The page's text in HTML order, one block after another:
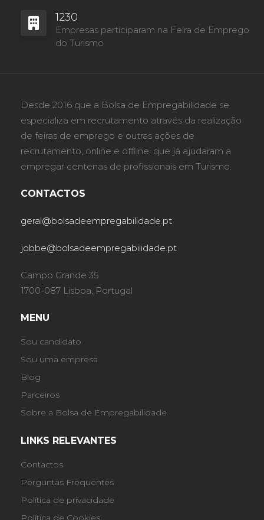
1230
Empresas participaram na Feira de Emprego
do Turismo
Desde 2016 que a Bolsa de Empregabilidade se
especializa em recrutamento através da realização
de feiras de emprego e outras ações de
recrutamento, online e offline, que já ajudaram a
empregar centenas de profissionais em Turismo.
CONTACTOS
geral@bolsadeempregabilidade.pt
jobbe@bolsadeempregabilidade.pt
Campo Grande 35
1700-087 Lisboa, Portugal
MENU
Sou candidato
Sou uma empresa
Blog
Parceiros
Sobre a Bolsa de Empregabilidade
LINKS RELEVANTES
Contactos
Perguntas Frequentes
Política de privacidade
Política de Cookies